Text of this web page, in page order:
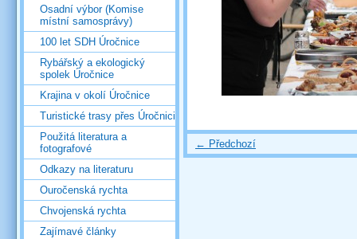
← Předchozí
Osadní výbor (Komise
místní samosprávy)
100 let SDH Úročnice
Rybářský a ekologický
spolek Úročnice
Krajina v okolí Úročnice
Turistické trasy přes Úročnici
Použitá literatura a
fotografové
Odkazy na literaturu
Ouročenská rychta
Chvojenská rychta
Zajímavé články